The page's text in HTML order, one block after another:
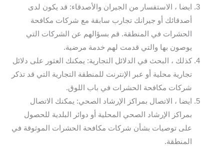
ايضا ، الاستفسار من الجيران والأصدقاء: قد يكون لدى
أصدقائك أو جيرانك تجارب سابقة مع شركات مكافحة
الحشرات في المنطقة. قم بسؤالهم عن الشركات التي
يوصون بها والتي قدمت لهم خدمة مرضية.
كذلك ، البحث في الدلائل التجارية: يمكنك العثور على دلائل
تجارية محلية أو عبر الإنترنت للمنطقة التجارية التي قد تذكر
شركات مكافحة الحشرات في باب اللوق.
ايضا ، الاتصال بمراكز الإرشاد الصحي: يمكنك الاتصال
بمراكز الإرشاد الصحي المحلية أو دوائر البلدية للحصول
على توصيات بشأن شركات مكافحة الحشرات الموثوقة في
المنطقة.